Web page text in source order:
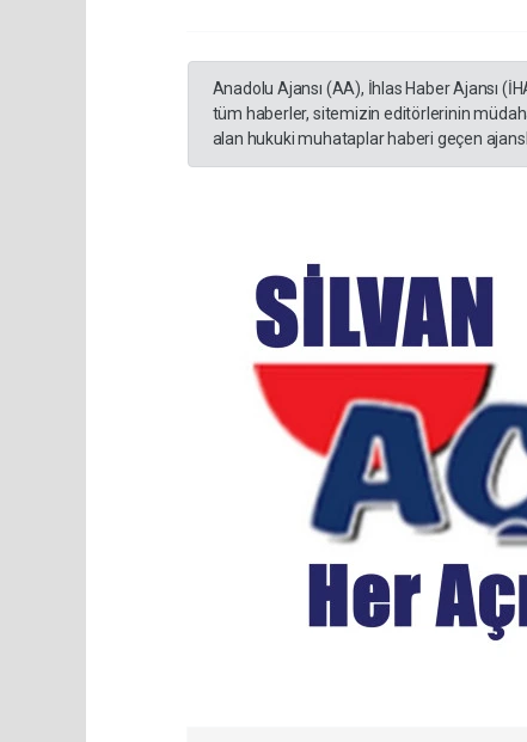
Anadolu Ajansı (AA), İhlas Haber Ajansı
tüm haberler, sitemizin editörlerinin
alan hukuki muhataplar haberi geçen